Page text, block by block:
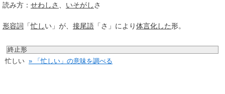
読み方： せわしさ いそがしさ
形容詞 「忙しい」が、 接尾語 「さ」により体言化した形。
終止形
忙しい » 「忙しい」の意味を調べる